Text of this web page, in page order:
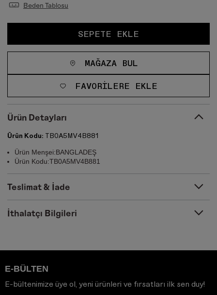
Beden Tablosu
SEPETE EKLE
MAĞAZA BUL
FAVORILERE EKLE
Ürün Detayları
Ürün Kodu: TB0A5MV4B881
Ürün Menşei:BANGLADEŞ
Ürün Kodu:TB0A5MV4B881
Teslimat & İade
İthalatçı Bilgileri
E-BÜLTEN
E-bültenimize üye ol, yeni ürünleri ve fırsatları ilk sen duy!